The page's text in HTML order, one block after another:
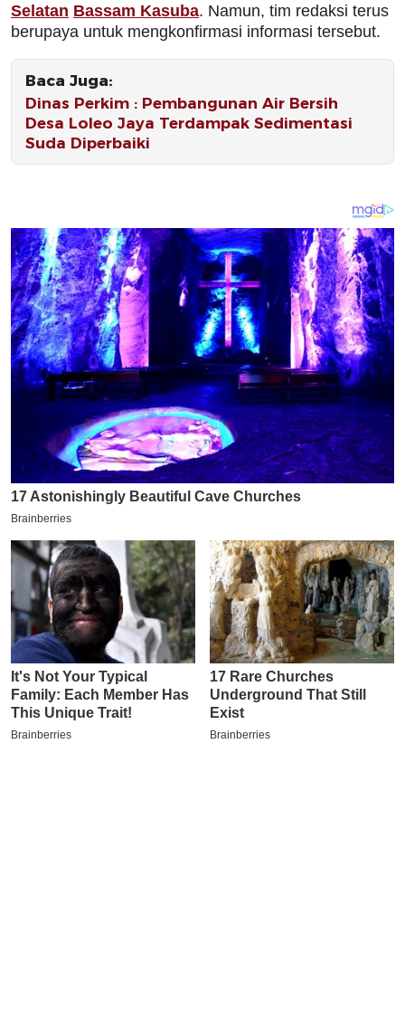
Selatan Bassam Kasuba. Namun, tim redaksi terus
berupaya untuk mengkonfirmasi informasi tersebut.
Baca Juga:
Dinas Perkim : Pembangunan Air Bersih
Desa Loleo Jaya Terdampak Sedimentasi
Suda Diperbaiki